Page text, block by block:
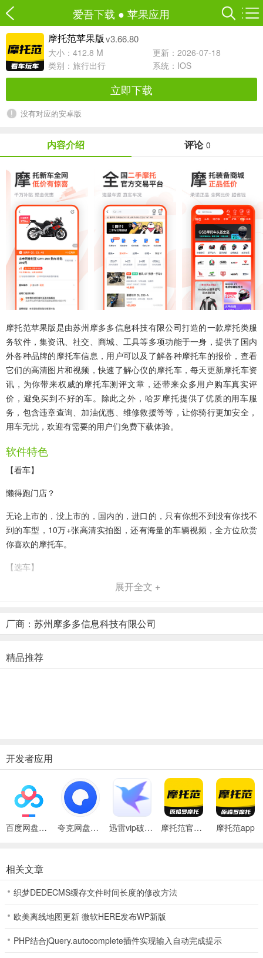
爱吾下载 ● 苹果应用
摩托范苹果版 v3.66.80
大小：412.8 M
更新：2026-07-18
类别： 旅行出行 系统：IOS
立即下载
没有对应的安卓版
内容介绍 评论 0
摩托范苹果版是由苏州摩多多信息科技有限公司打造的一款摩托类服
务软件，集资讯、社交、商城、工具等多项功能于一身，提供了国内
外各种品牌的摩托车信息，用户可以及了解各种摩托车的报价，查看
它们的高清图片和视频，快速了解心仪的摩托车，每天更新摩托车资
讯，为你带来权威的摩托车测评文章，还带来众多用户购车真实评
价，避免买到不好的车。除此之外，哈罗摩托提供了优质的用车服
务，包含违章查询、加油优惠、维修救援等等，让你骑行更加安全，
用车无忧，欢迎有需要的用户们免费下载体验。
软件特色
【看车】
懒得跑门店？
无论上市的，没上市的，国内的，进口的，只有你想不到没有你找不
到的车型，10万+张高清实拍图，还有海量的车辆视频，全方位欣赏
你喜欢的摩托车。
【选车】
评价，实时和摩友聊车互动，坑不存在的。对了，我们还提供海量的
务，让您享受VIP的待遇。
你可以看到各种各样的花式玩法。分享你的摩旅、线路、经验、图
片、视频，与百万摩友一起谈天说地。
【工具】
每一段行程，我们都帮你准确记录。
站、数万维修点和经销商，总有一家在你旁边，呼叫附近摩友，报告
你的困境，前来为你提供“救援”帮助。
v3.66.80版本
修复其他已知问题，提升用户体验。
展开全文 +
厂商：苏州摩多多信息科技有限公司
精品推荐
开发者应用
百度网盘绿色免安装Pc电脑版 夸克网盘官方正式版 迅雷vip破解版永久会员2024版 摩托范官方版 摩托范app
相关文章
织梦DEDECMS缓存文件时间长度的修改方法
欧美离线地图更新 微软HERE发布WP新版
PHP结合jQuery.autocomplete插件实现输入自动完成提示